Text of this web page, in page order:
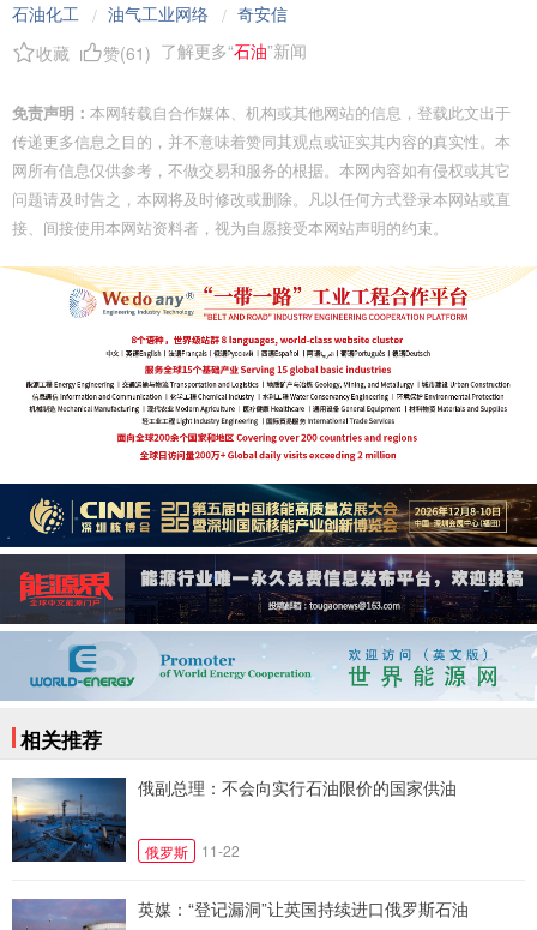
石油化工 / 油气工业网络 / 奇安信
收藏
赞(61 ) 了解更多“石油”新闻
免责声明： 本网转载自合作媒体、机构或其他网站的信息，登载此文出于
传递更多信息之目的，并不意味着赞同其观点或证实其内容的真实性。本
网所有信息仅供参考，不做交易和服务的根据。本网内容如有侵权或其它
问题请及时告之，本网将及时修改或删除。凡以任何方式登录本网站或直
接、间接使用本网站资料者，视为自愿接受本网站声明的约束。
相关推荐
俄副总理：不会向实行石油限价的国家供油
俄罗斯 11-22
英媒：“登记漏洞”让英国持续进口俄罗斯石油